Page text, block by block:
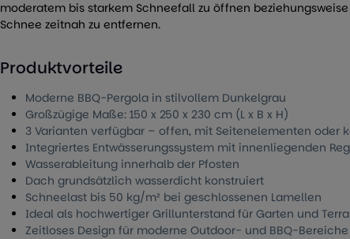
moderatem bis starkem Schneefall zu öffnen
Schnee zeitnah zu entfernen.
Produktvorteile
Moderne BBQ-Pergola in stilvollem Dunkelgrau
Großzügige Maße: 150 x 250 x 230 cm (L x B x H)
3 Varianten verfügbar – offen, mit Seitenelementen oder
Integriertes Entwässerungssystem mit innenliegenden
Wasserableitung innerhalb der Pfosten
Dach grundsätzlich wasserdicht konstruiert
Schneelast bis 50 kg/m² bei geschlossenen Lamellen
Ideal als hochwertiger Grillunterstand für Garten und
Zeitloses Design für moderne Outdoor- und BBQ-Bereiche